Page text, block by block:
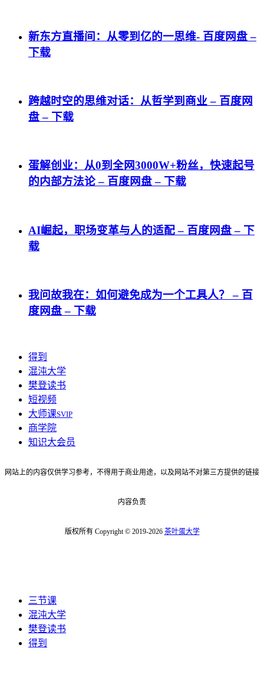
新东方直播间：从零到亿的一思维- 百度网盘 –
下载
跨越时空的思维对话：从哲学到商业 – 百度网
盘 – 下载
蛋解创业：从0到全网3000W+粉丝，快速起号
的内部方法论 – 百度网盘 – 下载
AI崛起，职场变革与人的适配 – 百度网盘 – 下
载
我问故我在：如何避免成为一个工具人？ – 百
度网盘 – 下载
得到
混沌大学
樊登读书
短视频
大师课SVIP
商学院
知识大会员
网站上的内容仅供学习参考，不得用于商业用途，以及网站不对第三方提供的链接
内容负责
版权所有 Copyright © 2019-2026 茶叶蛋大学
三节课
混沌大学
樊登读书
得到